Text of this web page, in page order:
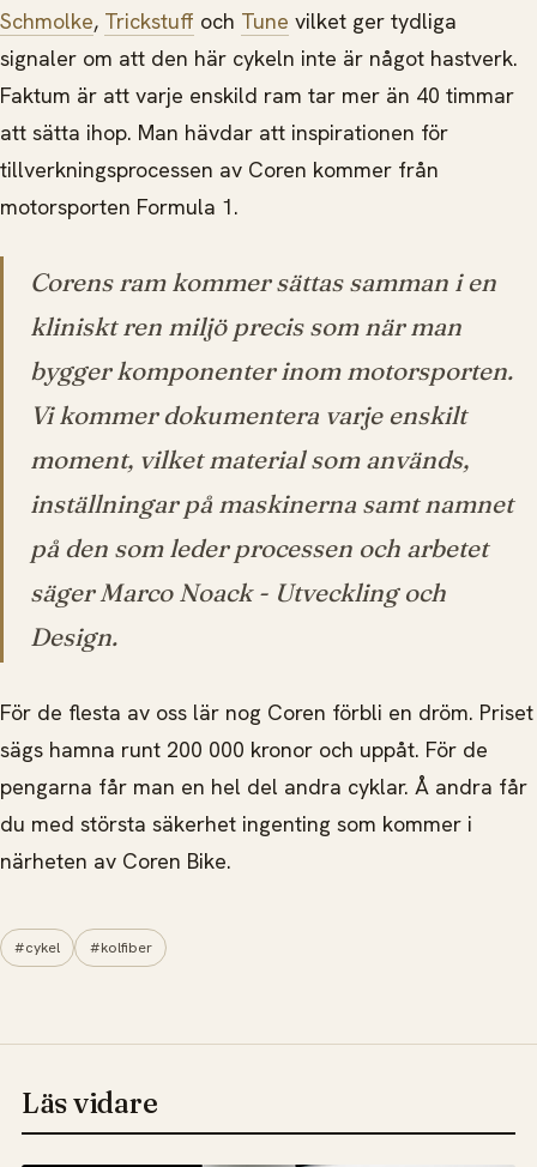
Schmolke, Trickstuff och Tune vilket ger tydliga
signaler om att den här cykeln inte är något hastverk.
Faktum är att varje enskild ram tar mer än 40 timmar
att sätta ihop. Man hävdar att inspirationen för
tillverkningsprocessen av Coren kommer från
motorsporten Formula 1.
Corens ram kommer sättas samman i en
kliniskt ren miljö precis som när man
bygger komponenter inom motorsporten.
Vi kommer dokumentera varje enskilt
moment, vilket material som används,
inställningar på maskinerna samt namnet
på den som leder processen och arbetet
säger Marco Noack - Utveckling och
Design.
För de flesta av oss lär nog Coren förbli en dröm. Priset
sägs hamna runt 200 000 kronor och uppåt. För de
pengarna får man en hel del andra cyklar. Å andra får
du med största säkerhet ingenting som kommer i
närheten av Coren Bike.
#cykel #kolfiber
Läs vidare